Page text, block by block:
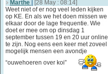
Marthe
[28 May : 08:14]
Weet niet of er nog veel leden kijken
op KE. En als we het doen missen we
elkaar door de lage frequentie. Wie
doet er mee om op dinsdag 1
september tussen 19 en 20 uur online
te zijn. Nog eens een keer met zoveel
mogelijk mensen een avondje
“ouwehoeren over koi”